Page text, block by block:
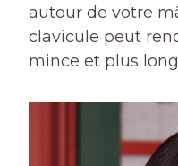
autour de votre
clavicule peut
mince et plus